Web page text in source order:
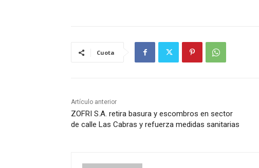
Cuota
Artículo anterior
ZOFRI S.A. retira basura y escombros en sector
de calle Las Cabras y refuerza medidas sanitarias